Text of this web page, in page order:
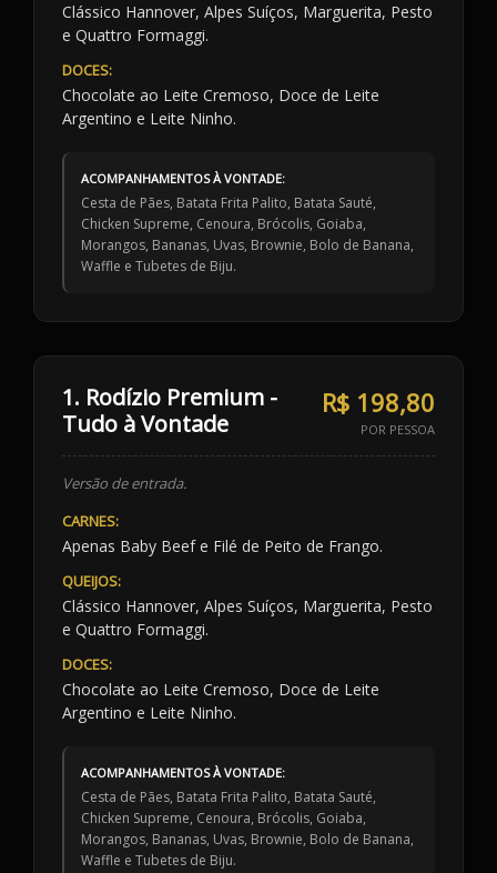
Clássico Hannover, Alpes Suíços, Marguerita, Pesto
e Quattro Formaggi.
DOCES:
Chocolate ao Leite Cremoso, Doce de Leite
Argentino e Leite Ninho.
ACOMPANHAMENTOS À VONTADE:
Cesta de Pães, Batata Frita Palito, Batata Sauté,
Chicken Supreme, Cenoura, Brócolis, Goiaba,
Morangos, Bananas, Uvas, Brownie, Bolo de Banana,
Waffle e Tubetes de Biju.
1. Rodízio Premium -
Tudo à Vontade
R$ 198,80
POR PESSOA
Versão de entrada.
CARNES:
Apenas Baby Beef e Filé de Peito de Frango.
QUEIJOS:
Clássico Hannover, Alpes Suíços, Marguerita, Pesto
e Quattro Formaggi.
DOCES:
Chocolate ao Leite Cremoso, Doce de Leite
Argentino e Leite Ninho.
ACOMPANHAMENTOS À VONTADE:
Cesta de Pães, Batata Frita Palito, Batata Sauté,
Chicken Supreme, Cenoura, Brócolis, Goiaba,
Morangos, Bananas, Uvas, Brownie, Bolo de Banana,
Waffle e Tubetes de Biju.